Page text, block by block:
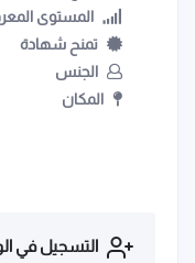
المستوى
تمنح شهادة
الجنس
المكان
التسجيل في